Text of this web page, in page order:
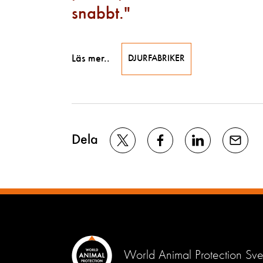
snabbt.
Läs mer.. DJURFABRIKER
Dela
World Animal Protection